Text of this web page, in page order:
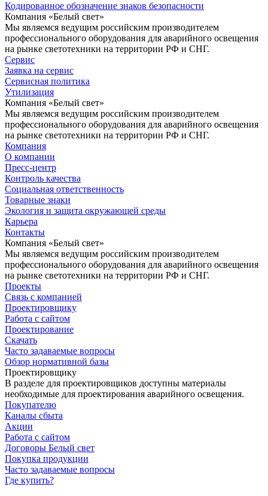
Кодированное обозначение знаков безопасности
Компания «Белый свет»
Мы являемся ведущим российским производителем
профессионального оборудования для аварийного освещения
на рынке светотехники на территории РФ и СНГ.
Сервис
Заявка на сервис
Сервисная политика
Утилизация
Компания «Белый свет»
Мы являемся ведущим российским производителем
профессионального оборудования для аварийного освещения
на рынке светотехники на территории РФ и СНГ.
Компания
О компании
Пресс-центр
Контроль качества
Социальная ответственность
Товарные знаки
Экология и защита окружающей среды
Карьера
Контакты
Компания «Белый свет»
Мы являемся ведущим российским производителем
профессионального оборудования для аварийного освещения
на рынке светотехники на территории РФ и СНГ.
Проекты
Связь с компанией
Проектировщику
Работа с сайтом
Проектирование
Скачать
Часто задаваемые вопросы
Обзор нормативной базы
Проектировщику
В разделе для проектировщиков доступны материалы
необходимые для проектирования аварийного освещения.
Покупателю
Каналы сбыта
Акции
Работа с сайтом
Договоры Белый свет
Покупка продукции
Часто задаваемые вопросы
Где купить?